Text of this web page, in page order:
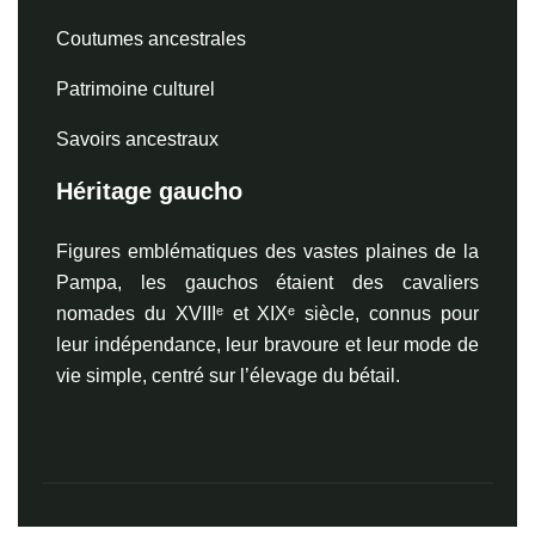
Coutumes ancestrales
Patrimoine culturel
Savoirs ancestraux
Héritage gaucho
Figures emblématiques des vastes plaines de la
Pampa, les gauchos étaient des cavaliers
nomades du XVIIIᵉ et XIXᵉ siècle, connus pour
leur indépendance, leur bravoure et leur mode de
vie simple, centré sur l’élevage du bétail.